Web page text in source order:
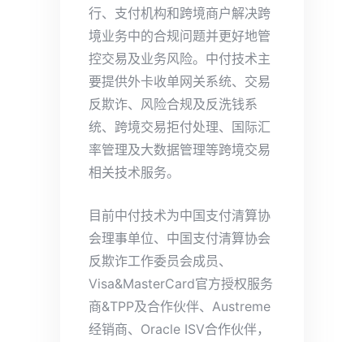
行、支付机构和跨境商户解决跨
境业务中的合规问题并更好地管
控交易及业务风险。中付技术主
要提供外卡收单网关系统、交易
反欺诈、风险合规及反洗钱系
统、跨境交易拒付处理、国际汇
率管理及大数据管理等跨境交易
相关技术服务。
目前中付技术为中国支付清算协
会理事单位、中国支付清算协会
反欺诈工作委员会成员、
Visa&MasterCard官方授权服务
商&TPP及合作伙伴、Austreme
经销商、Oracle ISV合作伙伴，